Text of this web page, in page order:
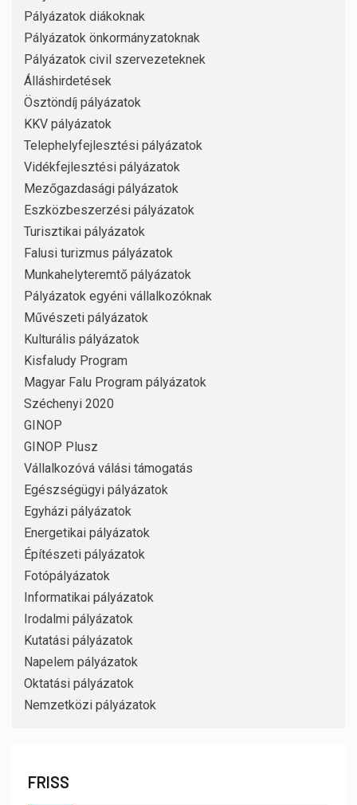
Pályázatok diákoknak
Pályázatok önkormányzatoknak
Pályázatok civil szervezeteknek
Álláshirdetések
Ösztöndíj pályázatok
KKV pályázatok
Telephelyfejlesztési pályázatok
Vidékfejlesztési pályázatok
Mezőgazdasági pályázatok
Eszközbeszerzési pályázatok
Turisztikai pályázatok
Falusi turizmus pályázatok
Munkahelyteremtő pályázatok
Pályázatok egyéni vállalkozóknak
Művészeti pályázatok
Kulturális pályázatok
Kisfaludy Program
Magyar Falu Program pályázatok
Széchenyi 2020
GINOP
GINOP Plusz
Vállalkozóvá válási támogatás
Egészségügyi pályázatok
Egyházi pályázatok
Energetikai pályázatok
Építészeti pályázatok
Fotópályázatok
Informatikai pályázatok
Irodalmi pályázatok
Kutatási pályázatok
Napelem pályázatok
Oktatási pályázatok
Nemzetközi pályázatok
FRISS